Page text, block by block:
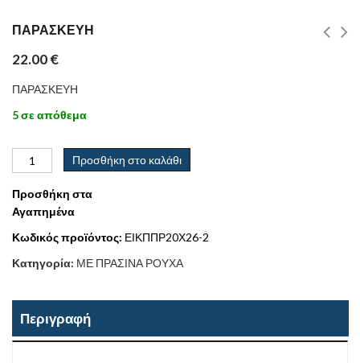
ΠΑΡΑΣΚΕΥΗ
22.00€
ΠΑΡΑΣΚΕΥΗ
5 σε απόθεμα
Προσθήκη στο καλάθι
Προσθήκη στα
Αγαπημένα
Κωδικός προϊόντος: ΕΙΚΠΠΡ20Χ26-2
Κατηγορία: ΜΕ ΠΡΑΣΙΝΑ ΡΟΥΧΑ
Περιγραφή